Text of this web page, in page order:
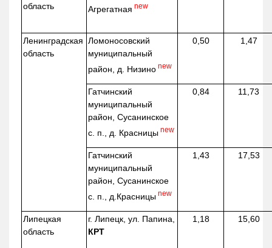
область
Агрегатная new
Ленинградская
область
Ломоносовский
муниципальный
район, д. Низино new
0,50 1,47
Гатчинский
муниципальный
район, Сусанинское
с. п., д. Красницы new
0,84 11,73
Гатчинский
муниципальный
район, Сусанинское
с. п.,д.Красницы new
1,43 17,53
Липецкая
область
г. Липецк, ул. Папина,
КРТ
1,18 15,60